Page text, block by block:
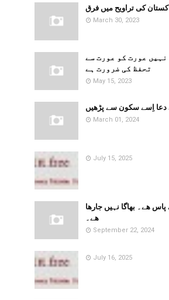
کی تراویح میں فرق
March 30, 2023
عورت کو عورت سے
تحفظ کی ضرورت ہے
May 15, 2023
دعا اِسے سکون سے پڑھیں
March 01, 2024
July 15, 2025
ھے۔ بھاگا نہیں جارھا
ھے۔
September 22, 2024
July 16, 2025